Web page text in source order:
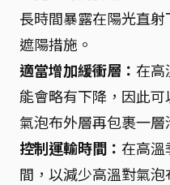
長時間暴露在陽光直
遮陽措施。
適當增加緩衝層： 在高
能會略有下降，因此
氣泡布外層再包裹一
控制運輸時間： 在高
間，以減少高溫對氣泡